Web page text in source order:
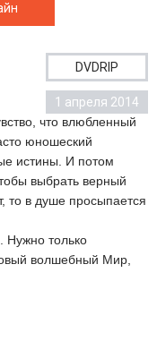
DVDRIP
1 апреля 2014
что влюбленный
юношеский
истины. И потом
выбрать верный
то в душе просыпается
Нужно только
волшебный Мир,